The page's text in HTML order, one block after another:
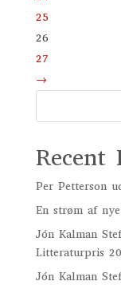
25
26
27
→
Recent
Per Petterson
En strøm af
Jón Kalman
Litteraturpris
Jón Kalman